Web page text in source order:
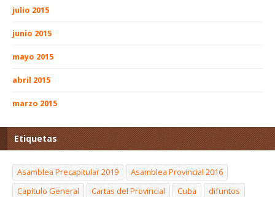
julio 2015
junio 2015
mayo 2015
abril 2015
marzo 2015
Etiquetas
Asamblea Precapitular 2019
Asamblea Provincial 2016
Capítulo General
Cartas del Provincial Cuba
difuntos